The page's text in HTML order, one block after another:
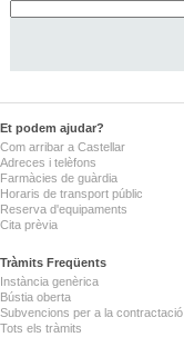
Et podem ajudar?
Com arribar a Castellar
Adreces i telèfons
Farmàcies de guàrdia
Horaris de transport públic
Reserva d'equipaments
Cita prèvia
Tràmits Freqüents
Instància genèrica
Bústia oberta
Subvencions per a la contractació
Tots els tràmits